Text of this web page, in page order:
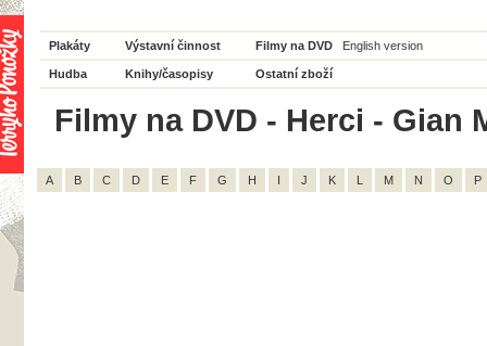
Plakáty Výstavní činnost Filmy na DVD English version
Hudba Knihy/časopisy Ostatní zboží
Filmy na DVD - Herci - Gian
A B C D E F G H I J K L M N O P